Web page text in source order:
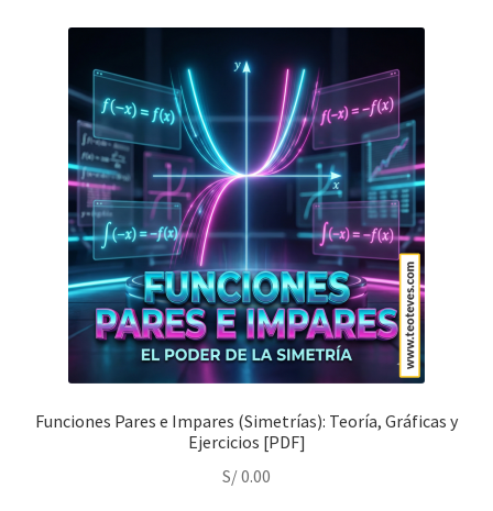
Funciones Pares e Impares (Simetrías): Teoría, Gráficas y
Ejercicios [PDF]
S/0.00